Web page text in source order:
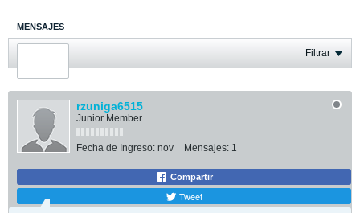
MENSAJES
ÚLTIMA ACTIVIDAD Filtrar
rzuniga6515
Junior Member
Fecha de Ingreso: nov Mensajes: 1
Compartir
Tweet